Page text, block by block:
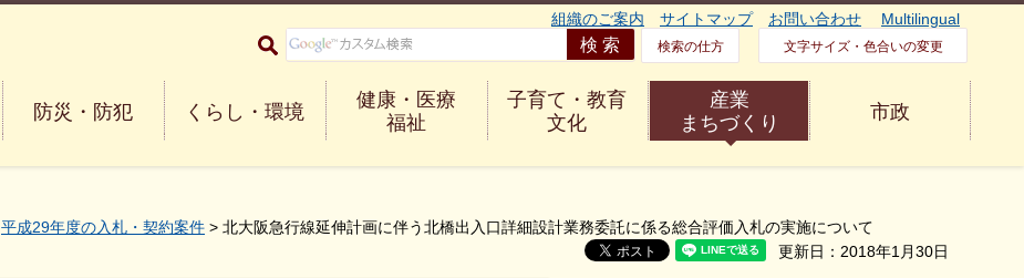
大阪府箕面市 Minoh City
組織のご案内 サイトマップ お問い合わせ Multilingual
検索の仕方 文字サイズ・色合いの変更
防災・防犯 くらし・環境
健康・医療
福祉
子育て・教育
文化
産業
まちづくり
市政
平成29年度の入札・契約案件 > 北大阪急行線延伸計画に伴う北橋出入口詳細設計業務委託に係る総合評価入札の実施について
更新日：2018年1月30日